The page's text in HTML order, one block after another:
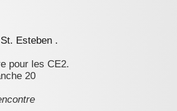
Esteben .
pour les CE2.
20